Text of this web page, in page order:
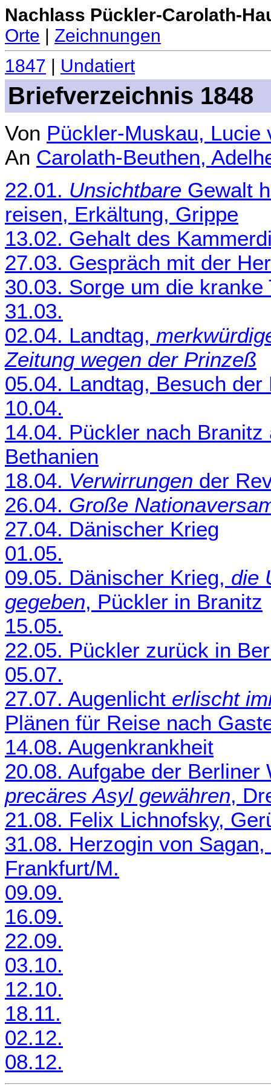
Nachlass Pückler-Carolath-
Orte | Zeichnungen
1847
Undatiert
Briefverzeichnis 1848
Von Pückler-Muskau, Lucie
An Carolath-Beuthen,
22.01. Unsichtbare Gewalt
reisen, Erkältung, Grippe
13.02. Gehalt des
27.03. Gespräch mit der
30.03. Sorge um die kranke
31.03.
02.04. Landtag,
Zeitung wegen der Prinzeß
05.04. Landtag, Besuch
10.04.
14.04. Pückler nach
Bethanien
18.04. Verwirrungen der
26.04. Große
27.04. Dänischer Krieg
01.05.
09.05. Dänischer Krieg, die
gegeben, Pückler in Branitz
15.05.
22.05. Pückler zurück in
05.07.
27.07. Augenlicht erlischt
Plänen für Reise nach
14.08. Augenkrankheit
20.08. Aufgabe der
precäres Asyl gewähren,
21.08. Felix Lichnofsky,
31.08. Herzogin von
Frankfurt/M.
09.09.
16.09.
22.09.
03.10.
12.10.
18.11.
02.12.
08.12.